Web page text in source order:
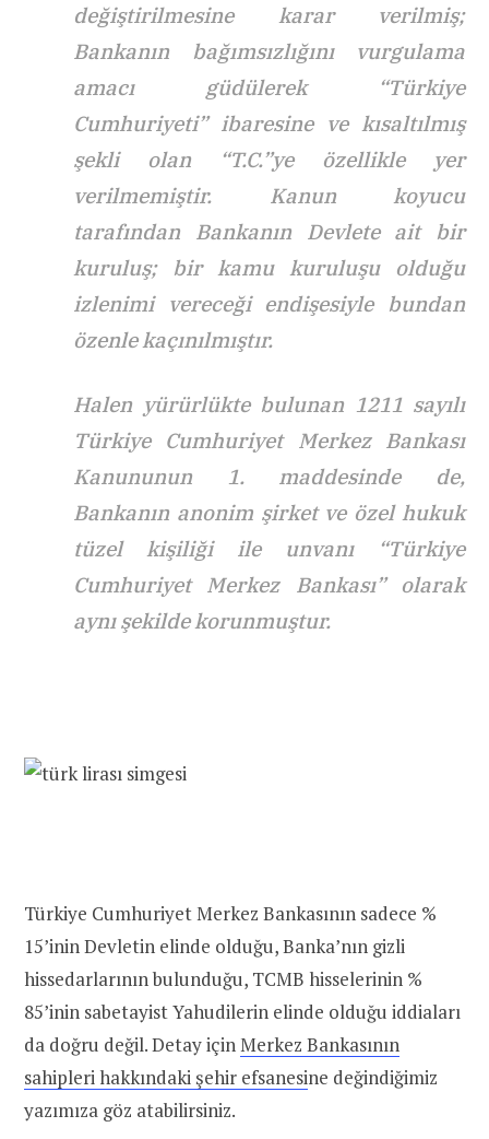
değiştirilmesine karar verilmiş;
Bankanın bağımsızlığını vurgulama
amacı güdülerek “Türkiye
Cumhuriyeti” ibaresine ve kısaltılmış
şekli olan “T.C.”ye özellikle yer
verilmemiştir. Kanun koyucu
tarafından Bankanın Devlete ait bir
kuruluş; bir kamu kuruluşu olduğu
izlenimi vereceği endişesiyle bundan
özenle kaçınılmıştır.
Halen yürürlükte bulunan 1211 sayılı
Türkiye Cumhuriyet Merkez Bankası
Kanununun 1. maddesinde de,
Bankanın anonim şirket ve özel hukuk
tüzel kişiliği ile unvanı “Türkiye
Cumhuriyet Merkez Bankası” olarak
aynı şekilde korunmuştur.
Türkiye Cumhuriyet Merkez Bankasının sadece %
15’inin Devletin elinde olduğu, Banka’nın gizli
hissedarlarının bulunduğu, TCMB hisselerinin %
85’inin sabetayist Yahudilerin elinde olduğu iddiaları
da doğru değil. Detay içinMerkez Bankasının
sahipleri hakkındaki şehir efsanesine değindiğimiz
yazımıza göz atabilirsiniz.